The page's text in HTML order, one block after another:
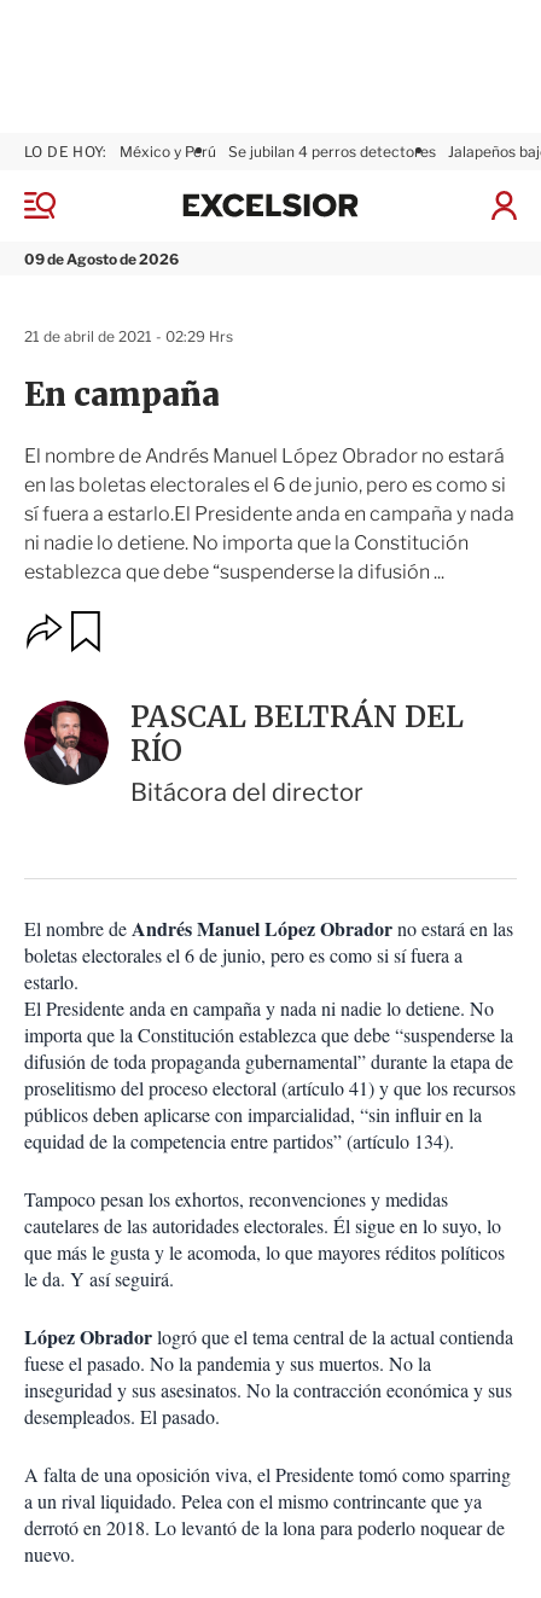
M
n
09 de Agosto de 2026
LO DE HOY: México y Perú Se jubilan 4 perros detectores Jalapeños
I
ó
n
x
En campaña
El nombre de Andrés Manuel López Obrador no estará
en las boletas electorales el 6 de junio, pero es como si
sí fuera a estarlo.El Presidente anda en campaña y nada
ni nadie lo detiene. No importa que la Constitución
establezca que debe “suspenderse la difusión ...
21 de abril de 2021 - 02:29 Hrs
O
p
o
n
e
s
o
a
r
t
i
r
a
r
PASCAL BELTRÁN DEL
RÍO
Bitácora del director
El nombre deAndrés Manuel López Obradorno estará en las
boletas electorales el 6 de junio, pero es como si sí fuera a
estarlo.
El Presidente anda en campaña y nada ni nadie lo detiene. No
importa que la Constitución establezca que debe “suspenderse la
difusión de toda propaganda gubernamental” durante la etapa de
proselitismo del proceso electoral (artículo 41) y que los recursos
públicos deben aplicarse con imparcialidad, “sin influir en la
equidad de la competencia entre partidos” (artículo 134).
Tampoco pesan los exhortos, reconvenciones y medidas
cautelares de las autoridades electorales. Él sigue en lo suyo, lo
que más le gusta y le acomoda, lo que mayores réditos políticos
le da. Y así seguirá.
López Obradorlogró que el tema central de la actual contienda
fuese el pasado. No la pandemia y sus muertos. No la
inseguridad y sus asesinatos. No la contracción económica y sus
desempleados. El pasado.
A falta de una oposición viva, el Presidente tomó como sparring
a un rival liquidado. Pelea con el mismo contrincante que ya
derrotó en 2018. Lo levantó de la lona para poderlo noquear de
nuevo.